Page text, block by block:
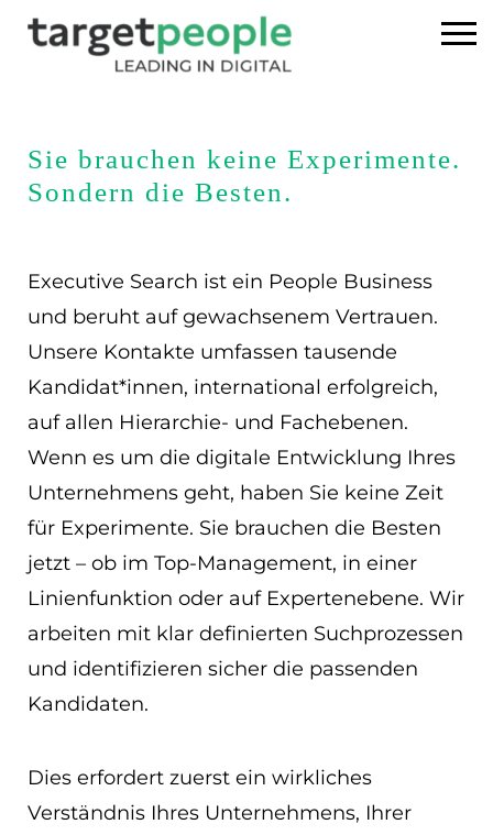
Executive Search
Über uns
News
USA
EN
ES
Navigation schließen
Sie brauchen keine Experimente.
Sondern die Besten.
Executive Search ist ein People Business
und beruht auf gewachsenem Vertrauen.
Unsere Kontakte umfassen tausende
Kandidat*innen, international erfolgreich,
auf allen Hierarchie- und Fachebenen.
Wenn es um die digitale Entwicklung Ihres
Unternehmens geht, haben Sie keine Zeit
für Experimente. Sie brauchen die Besten
jetzt – ob im Top-Management, in einer
Linienfunktion oder auf Expertenebene. Wir
arbeiten mit klar definierten Suchprozessen
und identifizieren sicher die passenden
Kandidaten.
Dies erfordert zuerst ein wirkliches
Verständnis Ihres Unternehmens, Ihrer